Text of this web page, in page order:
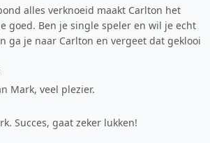
alles verknoeid maakt Carlton het
goed. Ben je single speler en wil je echt
ga je naar Carlton en vergeet dat geklooi
Mark, veel plezier.
Succes, gaat zeker lukken!